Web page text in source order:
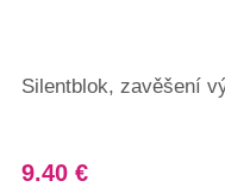
Silentblok, zavěšení
9.40 €